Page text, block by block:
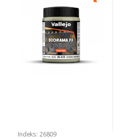
Indeks: 26809